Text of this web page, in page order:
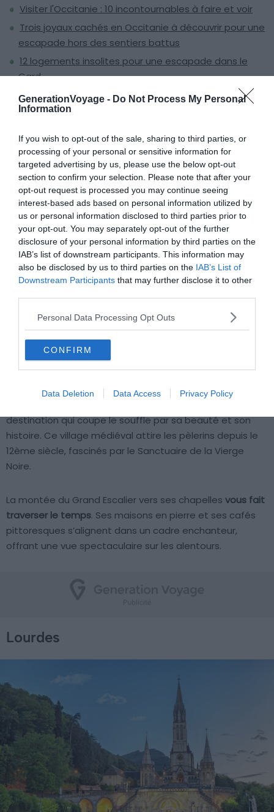
GenerationVoyage - Do Not Process My Personal
Information
If you wish to opt-out of the sale, sharing to third parties, or
processing of your personal or sensitive information for
targeted advertising by us, please use the below opt-out
section to confirm your selection. Please note that after your
opt-out request is processed you may continue seeing
interest-based ads based on personal information utilized by
us or personal information disclosed to third parties prior to
your opt-out. You may separately opt-out of the further
disclosure of your personal information by third parties on the
IAB’s list of downstream participants. This information may
also be disclosed by us to third parties on the IAB’s List of
Downstream Participants that may further disclose it to other
Personal Data Processing Opt Outs
CONFIRM
Data Deletion Data Access Privacy Policy
Visiter l'Occitanie : 10 incontournables à faire et voir
Trois joyaux cachés en Occitanie à découvrir pour une
escapade hors des sentiers battus
12 logements insolites pour une escapade dans le
Gard
Visiter Saint-Cyprien : 10 incontournables à faire et
voir
Rocamadour
destination qui coupe le souffle par sa beauté et son
histoire. Ce village médiéval attire les pèlerins depuis le
12ème siècle, fascinés par le Sanctuaire de la Vierge
Noire.
La montée du Grand Escalier vers ses chapelles vous fait
traverser le temps. Ses maisons en pierre et ses cafés
pittoresques s’alignent dans un cadre enchanteur,
offrant une vue spectaculaire sur les alentours.
Lourdes